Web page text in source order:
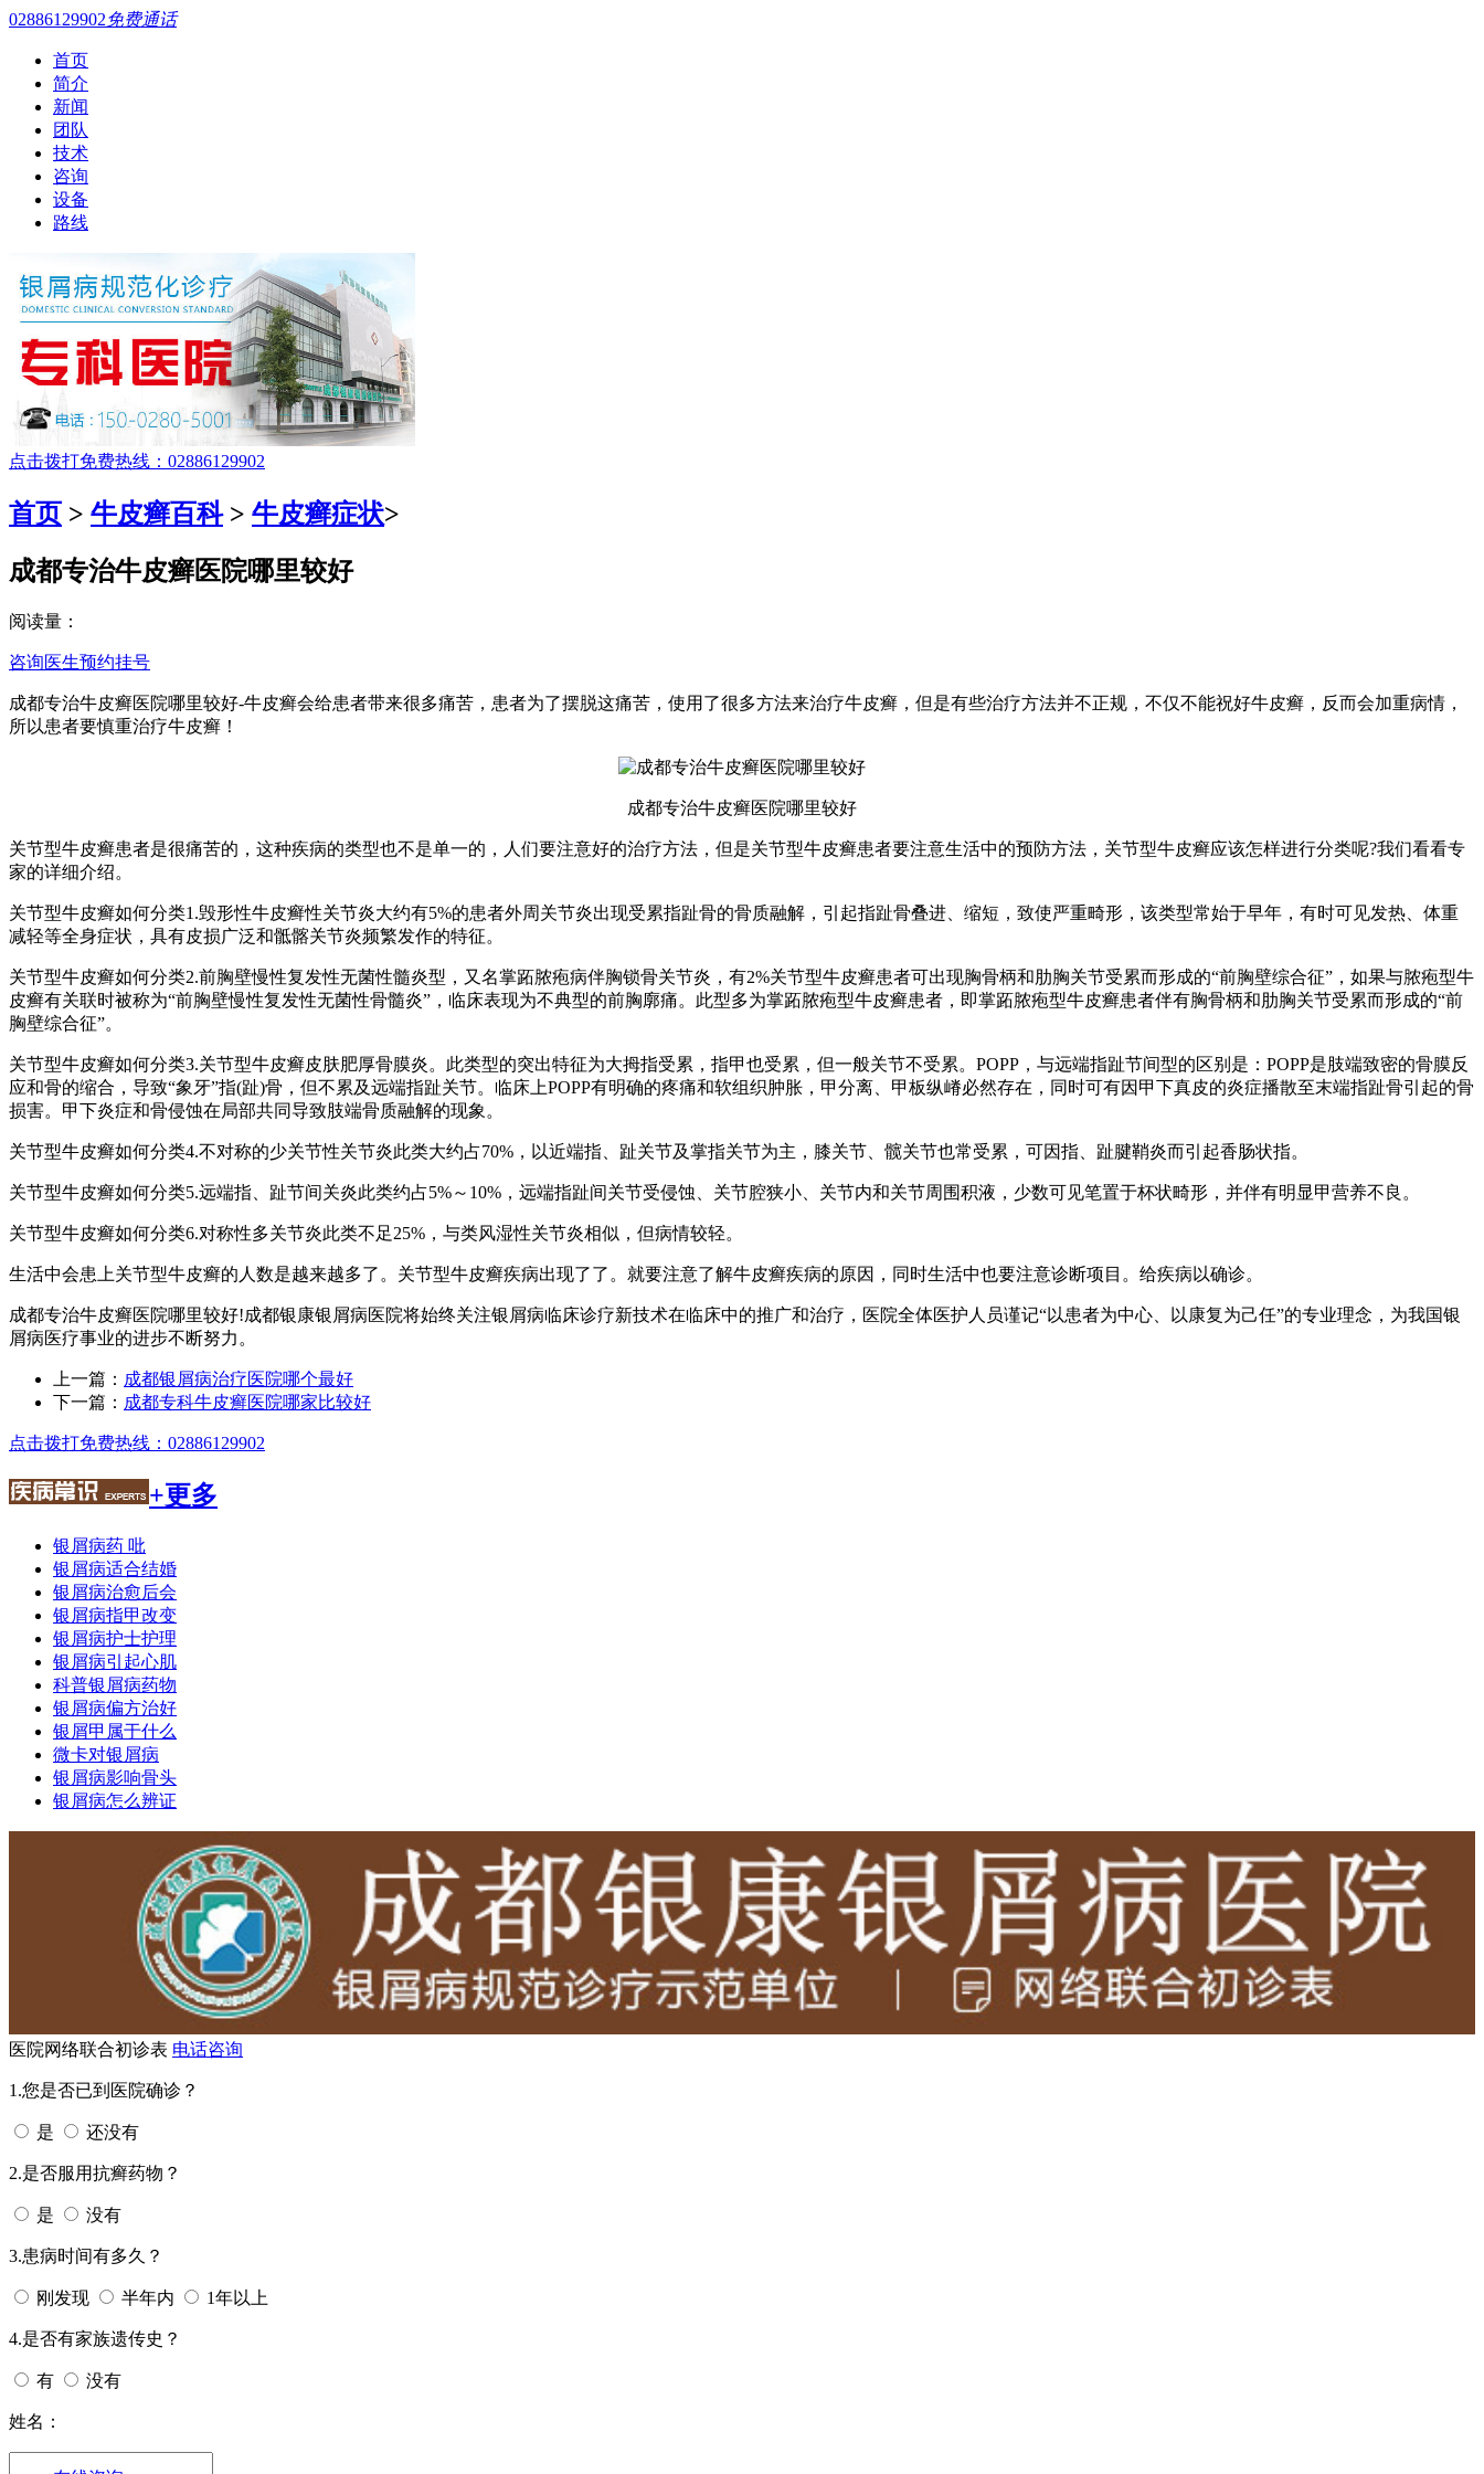
02886129902免费通话
首页
简介
新闻
团队
技术
咨询
设备
路线
点击拨打免费热线：02886129902
首页 > 牛皮癣百科> 牛皮癣症状>
成都专治牛皮癣医院哪里较好
阅读量：
咨询医生预约挂号
成都专治牛皮癣医院哪里较好-牛皮癣会给患者带来很多痛苦，患者为了摆脱这痛苦，使用了很多方法来治疗牛皮癣，但是有些治疗方法并不正规，不仅不能祝好牛皮癣，反而会加重病情，
所以患者要慎重治疗牛皮癣！
成都专治牛皮癣医院哪里较好
关节型牛皮癣患者是很痛苦的，这种疾病的类型也不是单一的，人们要注意好的治疗方法，但是关节型牛皮癣患者要注意生活中的预防方法，关节型牛皮癣应该怎样进行分类呢?我们看看专
家的详细介绍。
关节型牛皮癣如何分类1.毁形性牛皮癣性关节炎大约有5%的患者外周关节炎出现受累指趾骨的骨质融解，引起指趾骨叠进、缩短，致使严重畸形，该类型常始于早年，有时可见发热、体重
减轻等全身症状，具有皮损广泛和骶髂关节炎频繁发作的特征。
关节型牛皮癣如何分类2.前胸壁慢性复发性无菌性髓炎型，又名掌跖脓疱病伴胸锁骨关节炎，有2%关节型牛皮癣患者可出现胸骨柄和肋胸关节受累而形成的“前胸壁综合征”，如果与脓疱型牛
皮癣有关联时被称为“前胸壁慢性复发性无菌性骨髓炎”，临床表现为不典型的前胸廓痛。此型多为掌跖脓疱型牛皮癣患者，即掌跖脓疱型牛皮癣患者伴有胸骨柄和肋胸关节受累而形成的“前
胸壁综合征”。
关节型牛皮癣如何分类3.关节型牛皮癣皮肤肥厚骨膜炎。此类型的突出特征为大拇指受累，指甲也受累，但一般关节不受累。POPP，与远端指趾节间型的区别是：POPP是肢端致密的骨膜反
应和骨的缩合，导致“象牙”指(趾)骨，但不累及远端指趾关节。临床上POPP有明确的疼痛和软组织肿胀，甲分离、甲板纵嵴必然存在，同时可有因甲下真皮的炎症播散至末端指趾骨引起的骨
损害。甲下炎症和骨侵蚀在局部共同导致肢端骨质融解的现象。
关节型牛皮癣如何分类4.不对称的少关节性关节炎此类大约占70%，以近端指、趾关节及掌指关节为主，膝关节、髋关节也常受累，可因指、趾腱鞘炎而引起香肠状指。
关节型牛皮癣如何分类5.远端指、趾节间关炎此类约占5%～10%，远端指趾间关节受侵蚀、关节腔狭小、关节内和关节周围积液，少数可见笔置于杯状畸形，并伴有明显甲营养不良。
关节型牛皮癣如何分类6.对称性多关节炎此类不足25%，与类风湿性关节炎相似，但病情较轻。
生活中会患上关节型牛皮癣的人数是越来越多了。关节型牛皮癣疾病出现了了。就要注意了解牛皮癣疾病的原因，同时生活中也要注意诊断项目。给疾病以确诊。
成都专治牛皮癣医院哪里较好!成都银康银屑病医院将始终关注银屑病临床诊疗新技术在临床中的推广和治疗，医院全体医护人员谨记“以患者为中心、以康复为己任”的专业理念，为我国银
屑病医疗事业的进步不断努力。
上一篇： 成都银屑病治疗医院哪个最好
下一篇： 成都专科牛皮癣医院哪家比较好
点击拨打免费热线：02886129902
+更多
银屑病药 吡
银屑病适合结婚
银屑病治愈后会
银屑病指甲改变
银屑病护士护理
银屑病引起心肌
科普银屑病药物
银屑病偏方治好
银屑甲属于什么
微卡对银屑病
银屑病影响骨头
银屑病怎么辨证
医院网络联合初诊表 电话咨询
1.您是否已到医院确诊？
是 还没有
2.是否服用抗癣药物？
是 没有
3.患病时间有多久？
刚发现 半年内 1年以上
4.是否有家族遗传史？
有 没有
姓名：